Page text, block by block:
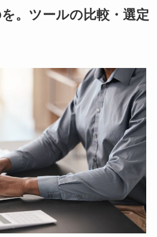
。ツールの比較・選定